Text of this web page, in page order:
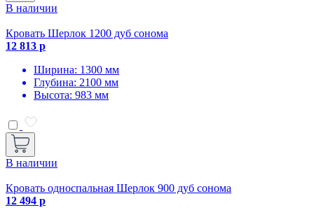
В наличии
Кровать Шерлок 1200 дуб сонома
12 813 р
Ширина: 1300 мм
Глубина: 2100 мм
Высота: 983 мм
В наличии
Кровать односпальная Шерлок 900 дуб сонома
12 494 р